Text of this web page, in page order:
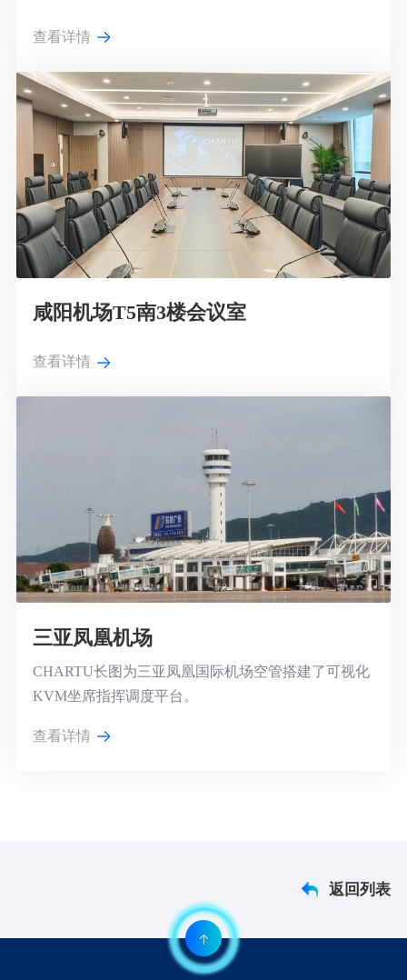
查看详情
咸阳机场T5南3楼会议室
查看详情
三亚凤凰机场
CHARTU长图为三亚凤凰国际机场空管搭建了可视化
KVM坐席指挥调度平台。
查看详情
返回列表